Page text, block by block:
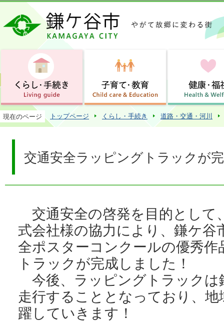
この
現在のページ トップページ くらし・手続き 道路・交通・河川
交通安全ラッピングトラックが
交通安全の啓発を目的として
式会社様の協力により、鎌ケ谷
全ポスターコンクールの優秀
トラックが完成しました！
今後、ラッピングトラックは
走行することとなっており、
躍していきます！